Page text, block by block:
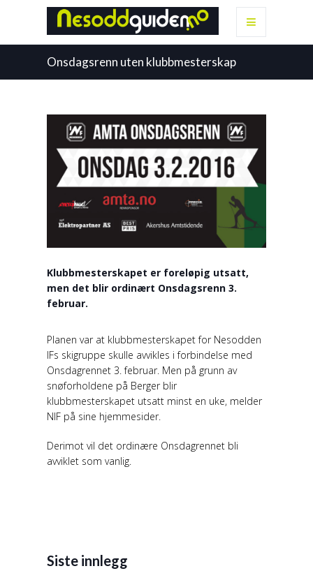
Onsdagsrenn uten klubbmesterskap
Klubbmesterskapet er foreløpig utsatt,
men det blir ordinært Onsdagsrenn 3.
februar.
Planen var at klubbmesterskapet for Nesodden
IFs skigruppe skulle avvikles i forbindelse med
Onsdagrennet 3. februar. Men på grunn av
snøforholdene på Berger blir
klubbmesterskapet utsatt minst en uke, melder
NIF på sine hjemmesider.
Derimot vil det ordinære Onsdagrennet bli
avviklet som vanlig.
Siste innlegg